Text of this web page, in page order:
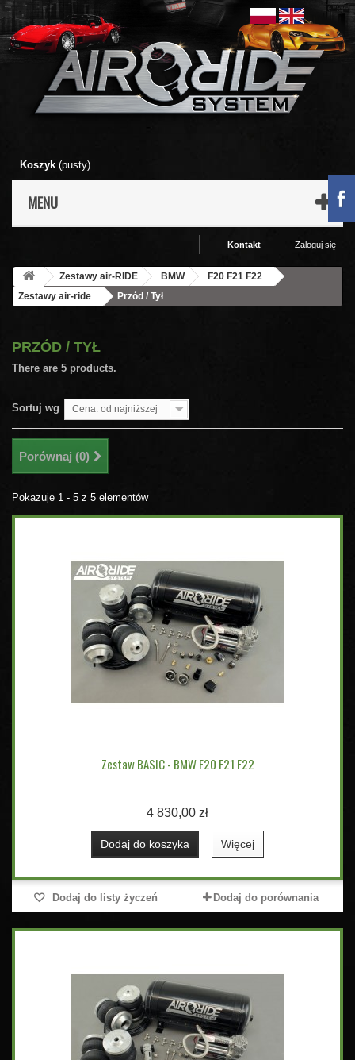
Koszyk (pusty)
MENU
Zaloguj się
Kontakt
Zestawy air-RIDE BMW
F20 F21 F22
Zestawy air-ride
Przód / Tył
PRZÓD / TYŁ
There are 5 products.
Sortuj wg Cena: od najniższej
Porównaj (0)
Pokazuje 1 - 5 z 5 elementów
Zestaw BASIC - BMW F20 F21 F22
4 830,00 zł
Dodaj do koszyka Więcej
Dodaj do listy życzeń Dodaj do porównania